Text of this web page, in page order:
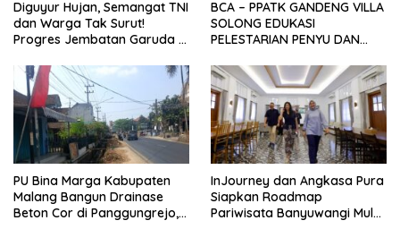
Diguyur Hujan, Semangat TNI
dan Warga Tak Surut!
Progres Jembatan Garuda di
BCA – PPATK GANDENG VILLA
SOLONG EDUKASI
PELESTARIAN PENYU DAN
PANTAI SELAT BALI
PU Bina Marga Kabupaten
Malang Bangun Drainase
Beton Cor di Panggungrejo,
InJourney dan Angkasa Pura
Siapkan Roadmap
Pariwisata Banyuwangi Mulai